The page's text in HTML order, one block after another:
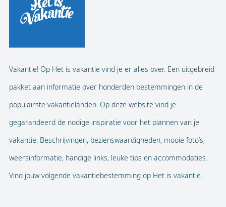
Vakantie! Op Het is vakantie vind je er alles over. Een uitgebreid
pakket aan informatie over honderden bestemmingen in de
populairste vakantielanden. Op deze website vind je
gegarandeerd de nodige inspiratie voor het plannen van je
vakantie. Beschrijvingen, bezienswaardigheden, mooie foto’s,
weersinformatie, handige links, leuke tips en accommodaties.
Vind jouw volgende vakantiebestemming op Het is vakantie.